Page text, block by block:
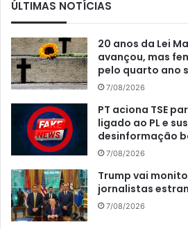
ÚLTIMAS NOTÍCIAS
20 anos da Lei
avançou, mas
pelo quarto ano
7/08/2026
PT aciona TSE
ligado ao PL e
desinformação
7/08/2026
Trump vai
jornalistas
7/08/2026